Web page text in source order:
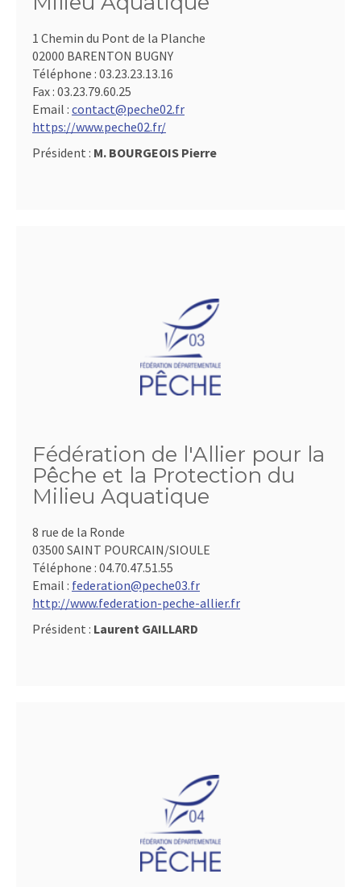
1 Chemin du Pont de la Planche
02000 BARENTON BUGNY
Téléphone : 03.23.23.13.16
Fax : 03.23.79.60.25
Email : contact@peche02.fr
https://www.peche02.fr/
Président : M. BOURGEOIS Pierre
Fédération de l'Allier pour la
Pêche et la Protection du
Milieu Aquatique
8 rue de la Ronde
03500 SAINT POURCAIN/SIOULE
Téléphone : 04.70.47.51.55
Email : federation@peche03.fr
http://www.federation-peche-allier.fr
Président : Laurent GAILLARD